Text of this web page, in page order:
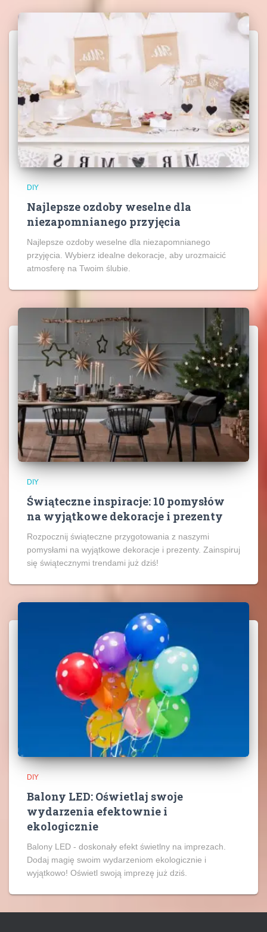
DIY
Najlepsze ozdoby weselne dla
niezapomnianego przyjęcia
Najlepsze ozdoby weselne dla niezapomnianego
przyjęcia. Wybierz idealne dekoracje, aby urozmaicić
atmosferę na Twoim ślubie.
DIY
Świąteczne inspiracje: 10 pomysłów
na wyjątkowe dekoracje i prezenty
Rozpocznij świąteczne przygotowania z naszymi
pomysłami na wyjątkowe dekoracje i prezenty. Zainspiruj
się świątecznymi trendami już dziś!
DIY
Balony LED: Oświetlaj swoje
wydarzenia efektownie i
ekologicznie
Balony LED - doskonały efekt świetlny na imprezach.
Dodaj magię swoim wydarzeniom ekologicznie i
wyjątkowo! Oświetl swoją imprezę już dziś.